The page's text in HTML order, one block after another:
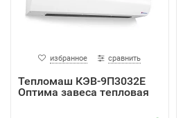
избранное сравнить
Тепломаш КЭВ-9П3032E
Оптима завеса тепловая